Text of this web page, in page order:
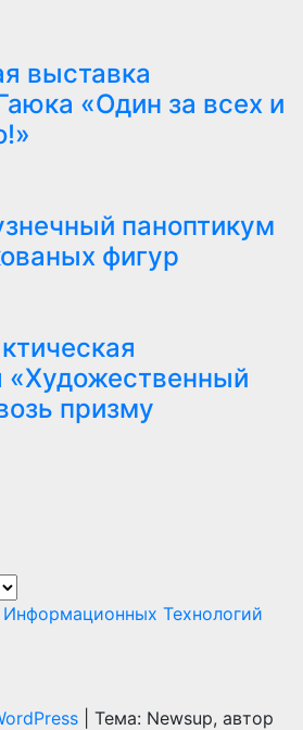
выставка
«Один за всех и
паноптикум
фигур
«Художественный
призму
Технологий
Тема: Newsup, автор